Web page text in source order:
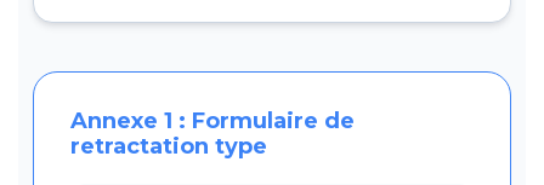
Annexe 1 : Formulaire de
retractation type